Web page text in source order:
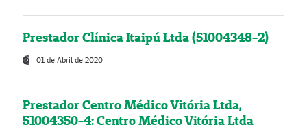
Prestador Clínica Itaipú Ltda (51004348-2)
01 de Abril de 2020
Prestador Centro Médico Vitória Ltda,
51004350-4: Centro Médico Vitória Ltda